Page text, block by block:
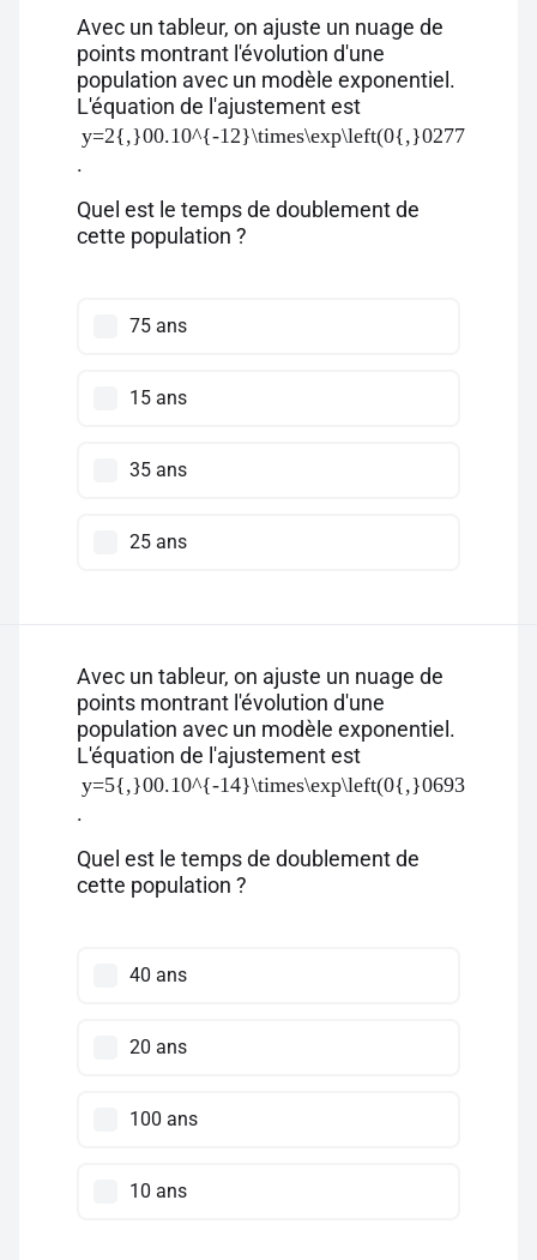
Avec un tableur, on ajuste un nuage de
points montrant l'évolution d'une
population avec un modèle exponentiel.
L'équation de l'ajustement est
y=2{,}00.10^{-12}\times\exp\left(0{,}0277 \times
.
Quel est le temps de doublement de
cette population ?
75 ans
15 ans
35 ans
25 ans
Avec un tableur, on ajuste un nuage de
points montrant l'évolution d'une
population avec un modèle exponentiel.
L'équation de l'ajustement est
y=5{,}00.10^{-14}\times\exp\left(0{,}0693 \times
.
Quel est le temps de doublement de
cette population ?
40 ans
20 ans
100 ans
10 ans